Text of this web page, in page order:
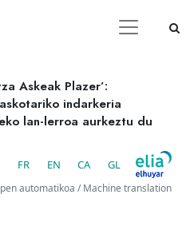
Askeak Plazer’:
indarkeria
lan-lerroa aurkeztu du
FR EN CA GL
automatikoa / Machine translation